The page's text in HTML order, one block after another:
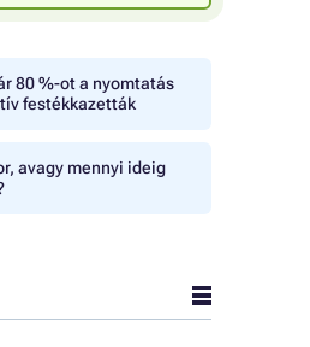
80 %-ot a nyomtatás
festékkazetták
avagy mennyi ideig